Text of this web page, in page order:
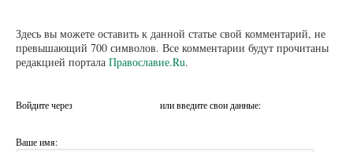
Здесь вы можете оставить к данной статье свой комментарий, не
превышающий 700 символов. Все комментарии будут прочитаны
редакцией портала Православие.Ru.
Войдите через или введите свои данные:
Ваше имя: